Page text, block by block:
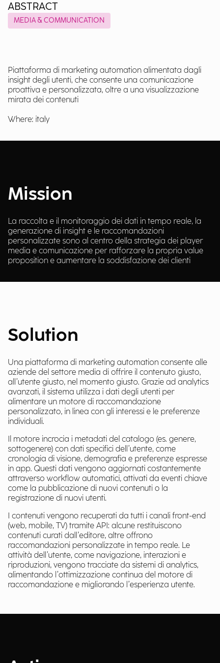
ABSTRACT
MEDIA & COMMUNICATION
Piattaforma di marketing automation alimentata dagli
insight degli utenti, che consente una comunicazione
proattiva e personalizzata, oltre a una visualizzazione
mirata dei contenuti
Where: italy
Mission
La raccolta e il monitoraggio dei dati in tempo reale, la
generazione di insight e le raccomandazioni
personalizzate sono al centro della strategia dei player
media e comunicazione per rafforzare la propria value
proposition e aumentare la soddisfazione dei clienti
Solution
Una piattaforma di marketing automation consente alle
aziende del settore media di offrire il contenuto giusto,
all’utente giusto, nel momento giusto. Grazie ad analytics
avanzati, il sistema utilizza i dati degli utenti per
alimentare un motore di raccomandazione
personalizzato, in linea con gli interessi e le preferenze
individuali.
Il motore incrocia i metadati del catalogo (es. genere,
sottogenere) con dati specifici dell’utente, come
cronologia di visione, demografia e preferenze espresse
in app. Questi dati vengono aggiornati costantemente
attraverso workflow automatici, attivati da eventi chiave
come la pubblicazione di nuovi contenuti o la
registrazione di nuovi utenti.
I contenuti vengono recuperati da tutti i canali front-end
(web, mobile, TV) tramite API: alcune restituiscono
contenuti curati dall’editore, altre offrono
raccomandazioni personalizzate in tempo reale. Le
attività dell’utente, come navigazione, interazioni e
riproduzioni, vengono tracciate da sistemi di analytics,
alimentando l’ottimizzazione continua del motore di
raccomandazione e migliorando l’esperienza utente.